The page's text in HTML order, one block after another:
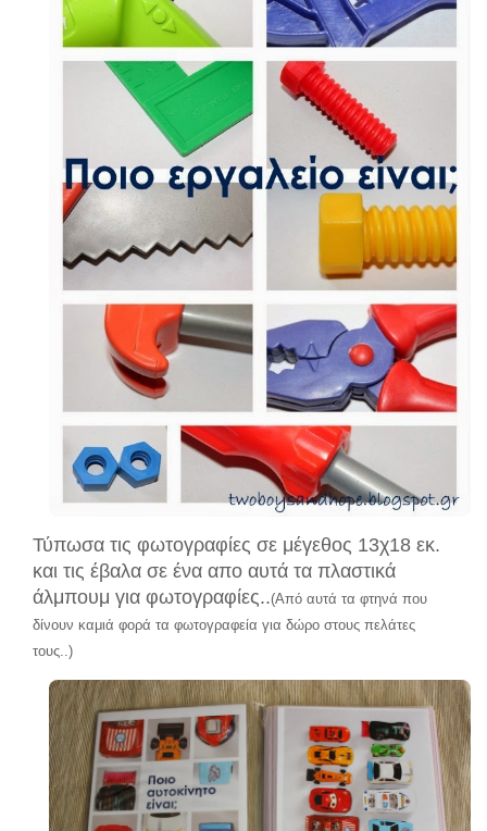
Τύπωσα τις φωτογραφίες σε μέγεθος 13χ18 εκ.
και τις έβαλα σε ένα απο αυτά τα πλαστικά
άλμπουμ για φωτογραφίες..(Από αυτά τα φτηνά που
δίνουν καμιά φορά τα φωτογραφεία για δώρο στους πελάτες
τους..)